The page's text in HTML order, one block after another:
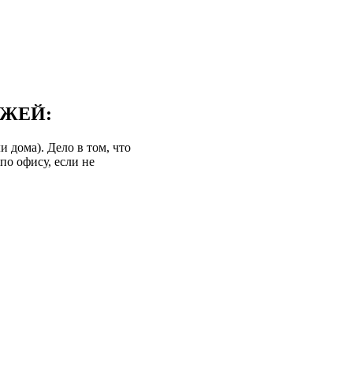
дома). Дело в том, что
офису, если не